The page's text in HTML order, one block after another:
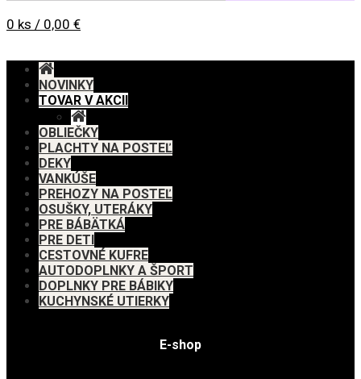
0 ks / 0,00 €
NOVINKY
TOVAR V AKCII
OBLIEČKY
PLACHTY NA POSTEĽ
DEKY
VANKÚŠE
PREHOZY NA POSTEĽ
OSUŠKY, UTERÁKY
PRE BÁBÄTKÁ
PRE DETI
CESTOVNÉ KUFRE
AUTODOPLNKY A ŠPORT
DOPLNKY PRE BÁBIKY
KUCHYNSKÉ UTIERKY
E-shop